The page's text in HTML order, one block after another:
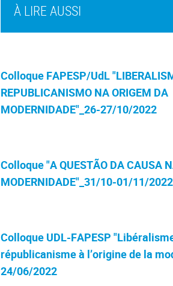
À LIRE AUSSI
Colloque FAPESP/UdL
REPUBLICANISMO NA ORIGEM DA
MODERNIDADE"_26-27/10/2022
Colloque "A QUESTÃO DA CAUSA
MODERNIDADE"_31/10-01/11/2022
Colloque UDL-FAPESP
républicanisme à l’origine de la
24/06/2022